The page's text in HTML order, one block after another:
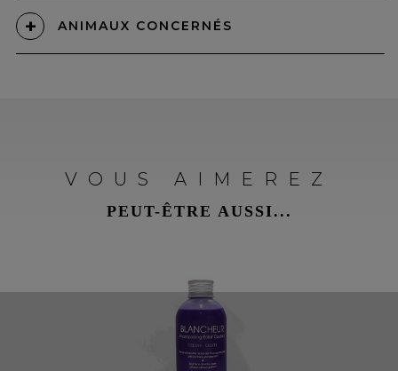
ANIMAUX CONCERNÉS
VOUS AIMEREZ
PEUT-ÊTRE AUSSI...